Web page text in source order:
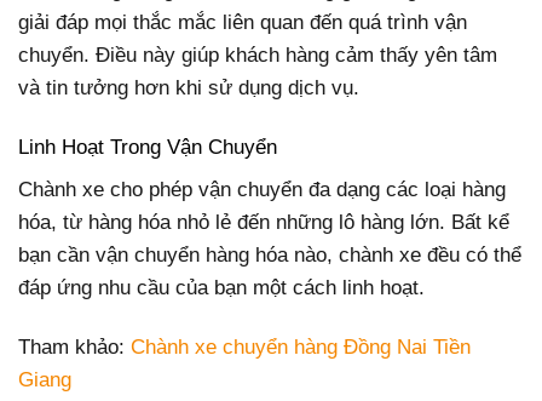
giải đáp mọi thắc mắc liên quan đến quá trình vận
chuyển. Điều này giúp khách hàng cảm thấy yên tâm
và tin tưởng hơn khi sử dụng dịch vụ.
Linh Hoạt Trong Vận Chuyển
Chành xe cho phép vận chuyển đa dạng các loại hàng
hóa, từ hàng hóa nhỏ lẻ đến những lô hàng lớn. Bất kể
bạn cần vận chuyển hàng hóa nào, chành xe đều có thể
đáp ứng nhu cầu của bạn một cách linh hoạt.
Tham khảo: Chành xe chuyển hàng Đồng Nai Tiền
Giang